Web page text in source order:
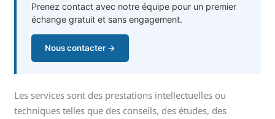
Prenez contact avec notre équipe pour un premier
échange gratuit et sans engagement.
Nous contacter →
Les services sont des prestations intellectuelles ou
techniques telles que des conseils, des études, des